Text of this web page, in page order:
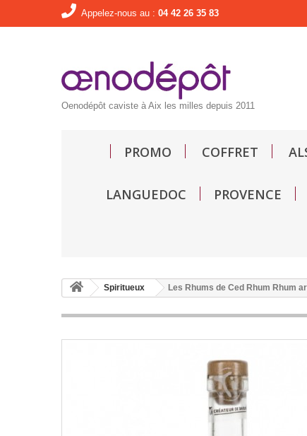
Appelez-nous au : 04 42 26 35 83
Oenodépôt caviste à Aix les milles depuis 2011
PROMO COFFRET
LANGUEDOC PROVENCE
Spiritueux Les Rhums de Ced Rhum Rhum